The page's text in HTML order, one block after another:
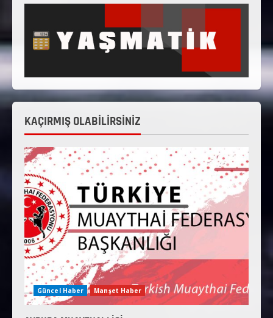
KAÇIRMIŞ OLABİLİRSİNİZ
Güncel Haber Manşet Haber